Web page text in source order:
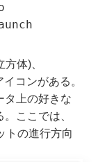
体)、
コンがある。
タ上の好きな
ここでは、
トの進行方向